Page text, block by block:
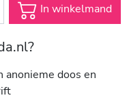
In winkelmand
anonieme doos en